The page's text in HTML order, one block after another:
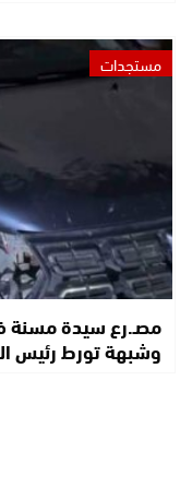
مستجدات
مصـ.رع سيدة مسنة
وشبهة تورط رئيس